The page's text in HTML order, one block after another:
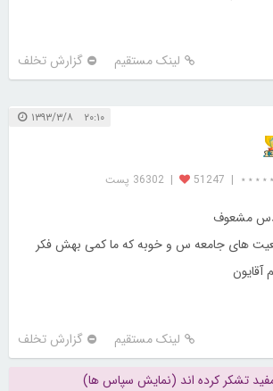
لینک مستقیم گزارش تخلف
۲۰:۱۰ ۱۳۹۳/۳/۸
|
51247
| 36302 پست
مشعوف
های جامعه س و خوبه که ما کمی بهش فکر
آقایون
لینک مستقیم گزارش تخلف